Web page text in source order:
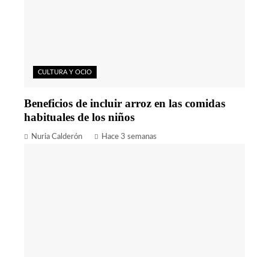
CULTURA Y OCIO
Beneficios de incluir arroz en las comidas
habituales de los niños
Nuria Calderón Hace 3 semanas